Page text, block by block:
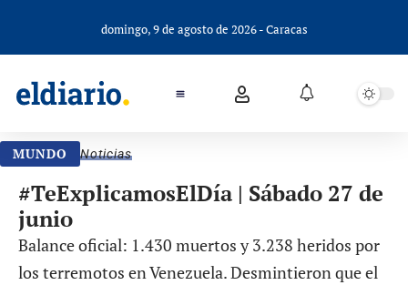
domingo, 9 de agosto de 2026 - Caracas
MUNDO Noticias
#TeExplicamosElDía | Sábado 27 de
junio
Balance oficial: 1.430 muertos y 3.238 heridos por
los terremotos en Venezuela. Desmintieron que el